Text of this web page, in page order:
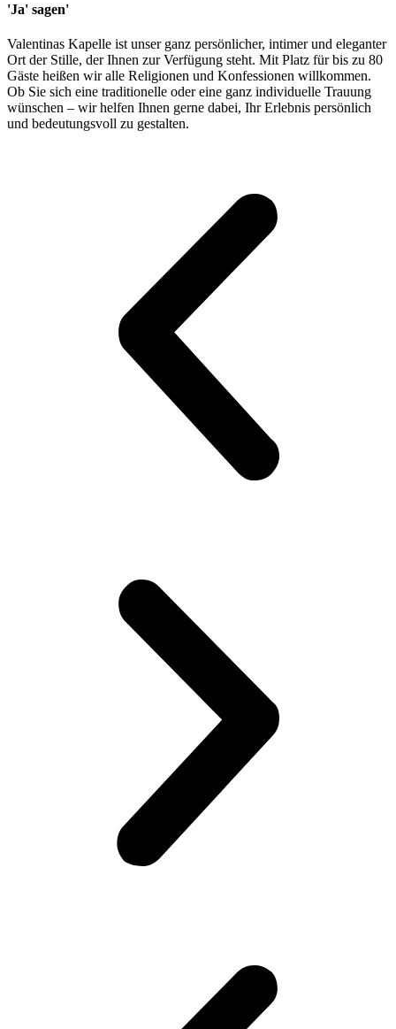
'Ja' sagen'
Valentinas Kapelle ist unser ganz persönlicher, intimer und eleganter
Ort der Stille, der Ihnen zur Verfügung steht. Mit Platz für bis zu 80
Gäste heißen wir alle Religionen und Konfessionen willkommen.
Ob Sie sich eine traditionelle oder eine ganz individuelle Trauung
wünschen – wir helfen Ihnen gerne dabei, Ihr Erlebnis persönlich
und bedeutungsvoll zu gestalten.